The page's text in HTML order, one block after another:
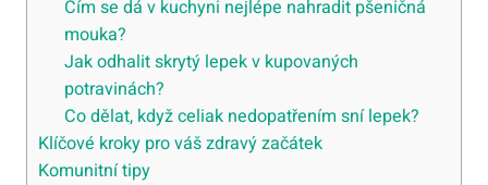
Čím se dá v kuchyni nejlépe nahradit pšeničná
mouka?
Jak odhalit skrytý lepek v kupovaných
potravinách?
Co dělat, když celiak nedopatřením sní lepek?
Klíčové kroky pro váš zdravý začátek
Komunitní tipy